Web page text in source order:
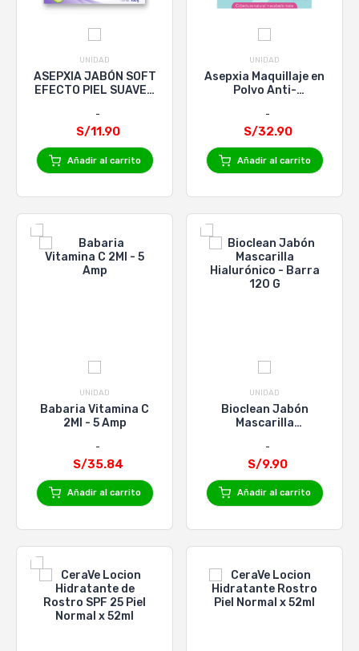
UNIDAD
ASEPXIA JABÓN SOFT
EFECTO PIEL SUAVE x
S/11.90
Añadir al carrito
UNIDAD
Asepxia Maquillaje en
Polvo Anti-
Canela - Caja 10 G
S/32.90
Añadir al carrito
UNIDAD
Babaria Vitamina C
2Ml - 5 Amp
S/35.84
Añadir al carrito
UNIDAD
Bioclean Jabón
Mascarilla
120 G
S/9.90
Añadir al carrito